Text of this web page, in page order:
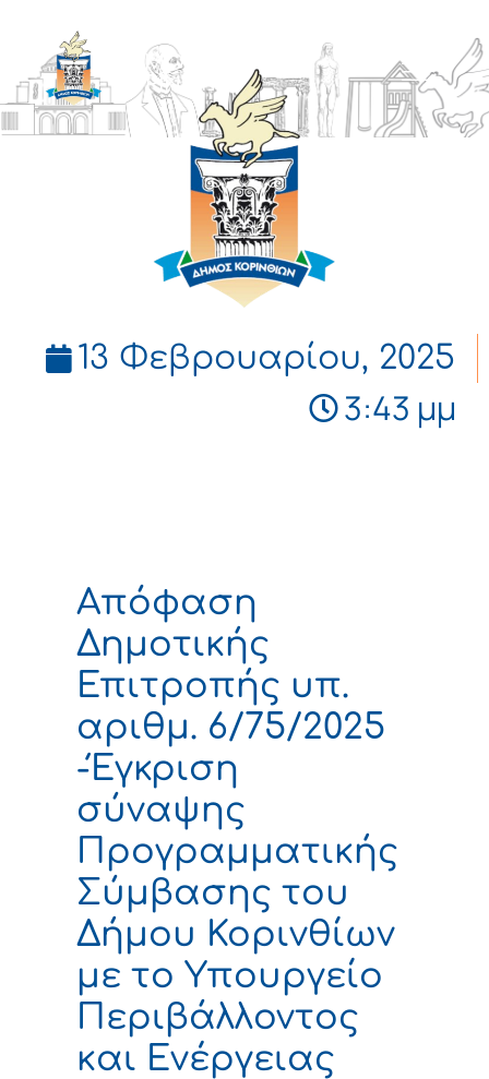
ΔΗΜΟΣ
ΚΟΡΙΝΘΙΩΝ
13 Φεβρουαρίου, 2025
3:43 μμ
Απόφαση
Δημοτικής
Επιτροπής υπ.
αριθμ. 6/75/2025
-Έγκριση
σύναψης
Προγραμματικής
Σύμβασης του
Δήμου Κορινθίων
με το Υπουργείο
Περιβάλλοντος
και Ενέργειας